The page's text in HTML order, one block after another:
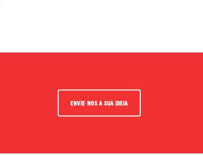
ENVIE-NOS A SUA IDEIA